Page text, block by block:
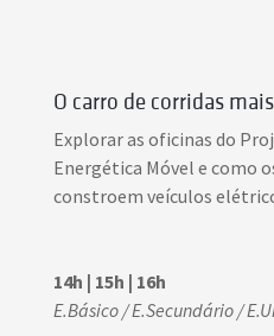
O carro de corridas
Explorar as oficinas do
Energética Móvel e como
constroem veículos
14h | 15h | 16h
E.Básico / E.Secundário /